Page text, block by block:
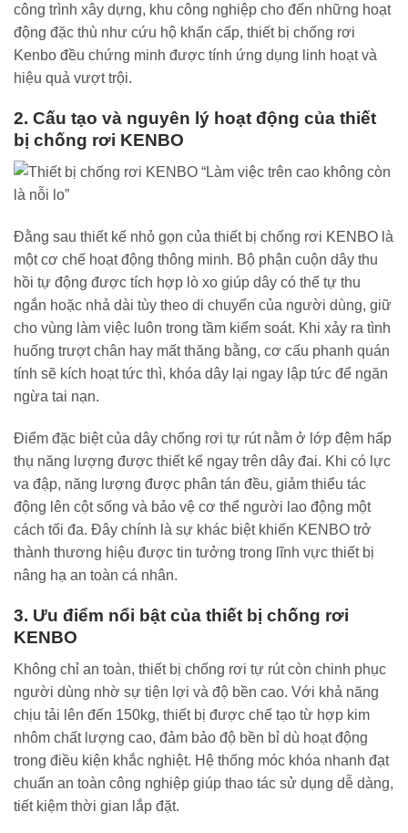
công trình xây dựng, khu công nghiệp cho đến những hoạt
động đặc thù như cứu hộ khẩn cấp, thiết bị chống rơi
Kenbo đều chứng minh được tính ứng dụng linh hoạt và
hiệu quả vượt trội.
2. Cấu tạo và nguyên lý hoạt động của thiết
bị chống rơi KENBO
Đằng sau thiết kế nhỏ gọn của thiết bị chống rơi KENBO là
một cơ chế hoạt động thông minh. Bộ phận cuộn dây thu
hồi tự động được tích hợp lò xo giúp dây có thể tự thu
ngắn hoặc nhả dài tùy theo di chuyển của người dùng, giữ
cho vùng làm việc luôn trong tầm kiểm soát. Khi xảy ra tình
huống trượt chân hay mất thăng bằng, cơ cấu phanh quán
tính sẽ kích hoạt tức thì, khóa dây lại ngay lập tức để ngăn
ngừa tai nạn.
Điểm đặc biệt của dây chống rơi tự rút nằm ở lớp đệm hấp
thụ năng lượng được thiết kế ngay trên dây đai. Khi có lực
va đập, năng lượng được phân tán đều, giảm thiểu tác
động lên cột sống và bảo vệ cơ thể người lao động một
cách tối đa. Đây chính là sự khác biệt khiến KENBO trở
thành thương hiệu được tin tưởng trong lĩnh vực thiết bị
nâng hạ an toàn cá nhân.
3. Ưu điểm nổi bật của thiết bị chống rơi
KENBO
Không chỉ an toàn, thiết bị chống rơi tự rút còn chinh phục
người dùng nhờ sự tiện lợi và độ bền cao. Với khả năng
chịu tải lên đến 150kg, thiết bị được chế tạo từ hợp kim
nhôm chất lượng cao, đảm bảo độ bền bỉ dù hoạt động
trong điều kiện khắc nghiệt. Hệ thống móc khóa nhanh đạt
chuẩn an toàn công nghiệp giúp thao tác sử dụng dễ dàng,
tiết kiệm thời gian lắp đặt.